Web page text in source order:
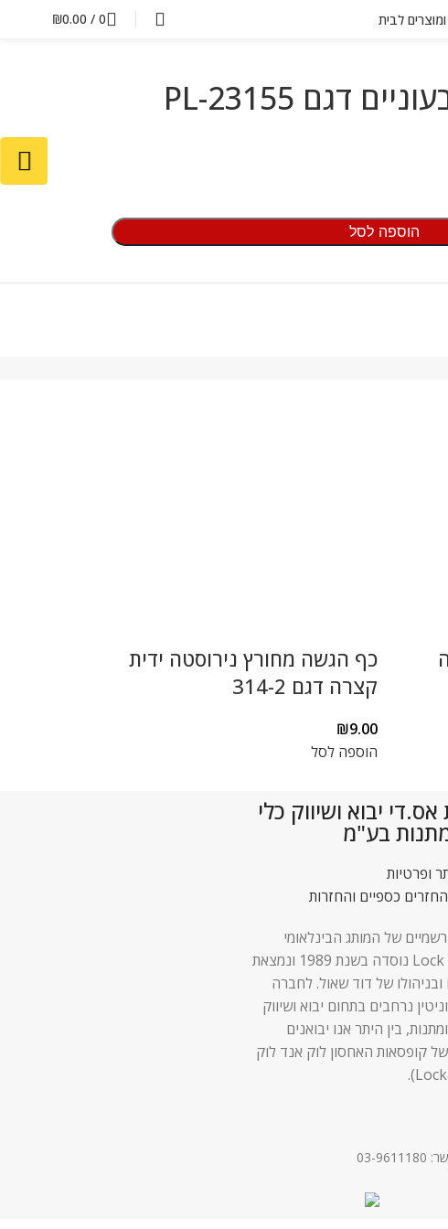
ומוצרים לבית 0
/
₪0.00
הוספה לסל
כף הגשה מחורץ נירוסטה ידית
קצרה דגם 314-2
₪9.00
הוספה לסל
יבוא ושיווק כלי
בע"מ
ופרטיות
החזרים כספיים והחזרות
רשמיים של המותג הבינלאומי
Lock & Lock נוסדה בשנת 1989 ונמצאת
ובניהולו של דוד שאול. לחברה
נרחבים בתחום יבוא ושיווק
בין היתר אנו יבואנים
קופסאות האחסון לוק אנד לוק